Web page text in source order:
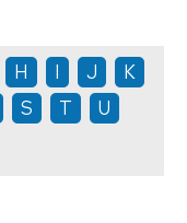
H I J
K
S T
U